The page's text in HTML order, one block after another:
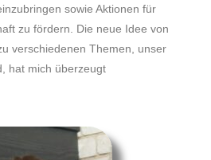
sowie Aktionen für
zu fördern. Die neue Idee von
verschiedenen Themen, unser
hat mich überzeugt